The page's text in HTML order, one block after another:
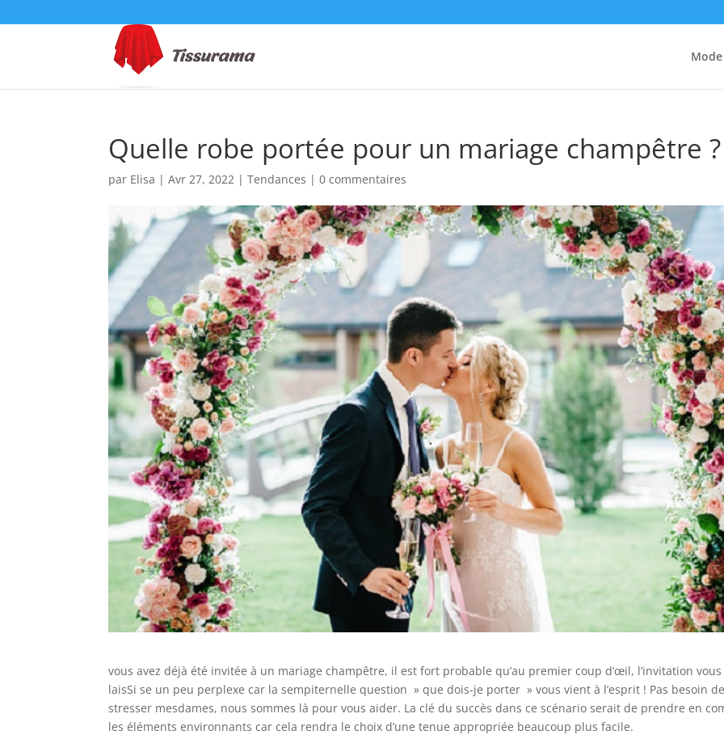
Mode
Quelle robe portée pour un mariage champêtre ?
par Elisa |Avr 27, 2022 |Tendances |0 commentaires
vous avez déjà été invitée à un mariage champêtre, il est fort probable qu’au premier coup d’œil, l’invitation vous
laisSi se un peu perplexe car la sempiternelle question » que dois-je porter » vous vient à l’esprit ! Pas besoin de
stresser mesdames, nous sommes là pour vous aider. La clé du succès dans ce scénario serait de prendre en
les éléments environnants car cela rendra le choix d’une tenue appropriée beaucoup plus facile.